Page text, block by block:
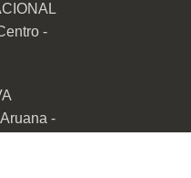
-
-